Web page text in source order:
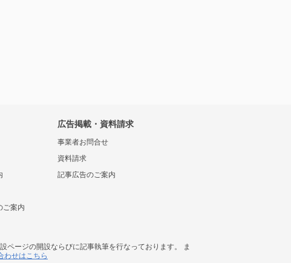
ご案内
広告掲載・資料請求
事業者お問合せ
資料請求
記事広告のご案内
ページの開設ならびに記事執筆を行なっております。 ま
わせはこちら